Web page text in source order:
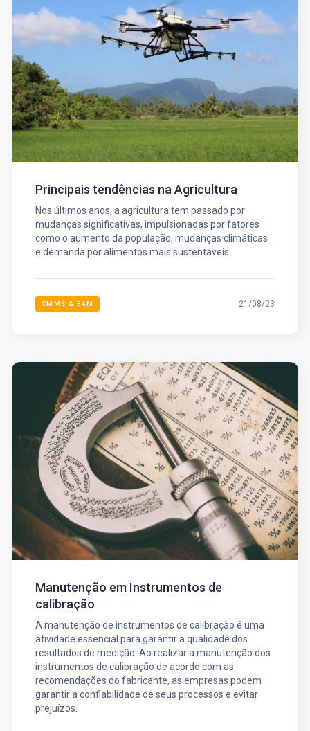
Principais tendências na Agricultura
Nos últimos anos, a agricultura tem passado por
mudanças significativas, impulsionadas por fatores
como o aumento da população, mudanças climáticas
e demanda por alimentos mais sustentáveis.
CMMS & EAM 21/08/23
Manutenção em Instrumentos de
calibração
A manutenção de instrumentos de calibração é uma
atividade essencial para garantir a qualidade dos
resultados de medição. Ao realizar a manutenção dos
instrumentos de calibração de acordo com as
recomendações do fabricante, as empresas podem
garantir a confiabilidade de seus processos e evitar
prejuízos.